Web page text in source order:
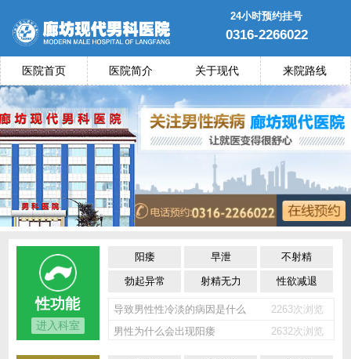
24小时预约挂号
0316-2266022
医院首页 医院简介 关于现代 来院路线
性功能
进入科室
阳痿 早泄 不射精
勃起异常 射精无力 性欲减退
导致男性性冷淡的病因是什么
2263次浏览
男性为什么会出现阳痿
2632次浏览